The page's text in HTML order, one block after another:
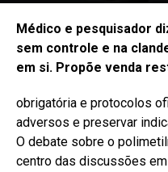
Médico e pesquisador
sem controle e na
em si. Propõe venda
obrigatória e protocolos
adversos e preservar
O debate sobre o
centro das discussões